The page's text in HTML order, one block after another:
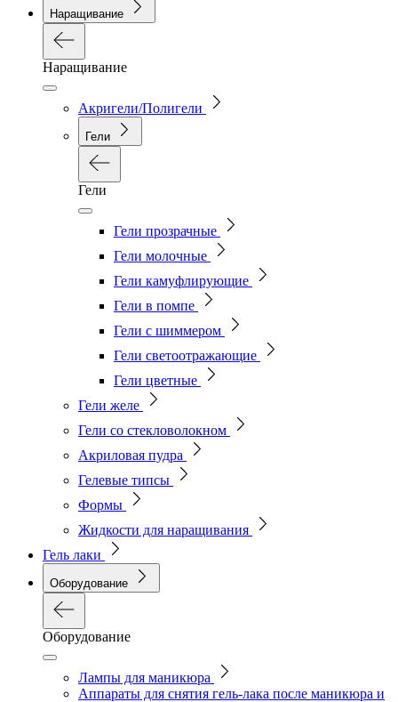
Наращивание
Наращивание
Акригели/Полигели
Гели
Гели
Гели прозрачные
Гели молочные
Гели камуфлирующие
Гели в помпе
Гели с шиммером
Гели светоотражающие
Гели цветные
Гели желе
Гели со стекловолокном
Акриловая пудра
Гелевые типсы
Формы
Жидкости для наращивания
Гель лаки
Оборудование
Оборудование
Лампы для маникюра
Аппараты для снятия гель-лака после маникюра и